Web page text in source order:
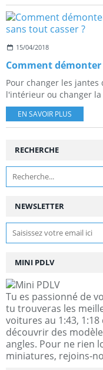
15/04/2018
Pour changer les
l'intérieur ou changer
EN SAVOIR PLUS
NEWSLETTER
RECHERCHE
MINI PDLV
Tu es passionné de
tu trouveras les
voitures au 1:43,
découvrir des
angles. Pour ne rien
miniatures, rejoins-